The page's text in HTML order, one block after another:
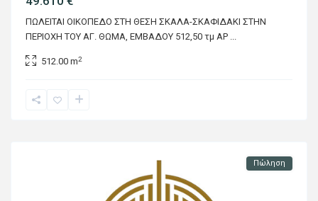
ΠΩΛΕΙΤΑΙ ΟΙΚΟΠΕΔΟ ΣΤΗ ΘΕΣΗ ΣΚΑΛΑ-ΣΚΑΦΙΔΑΚΙ ΣΤΗΝ
ΠΕΡΙΟΧΗ ΤΟΥ ΑΓ. ΘΩΜΑ, ΕΜΒΑΔΟΥ 512,50 τμ ΑΡ ...
512.00 m2
Πώληση